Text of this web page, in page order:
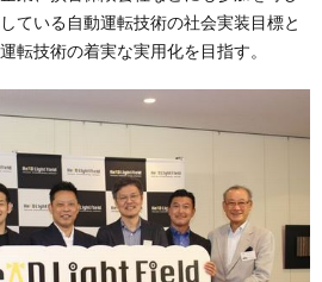
ている自動運転技術の社会実装目標と
転技術の着実な実用化を目指す。